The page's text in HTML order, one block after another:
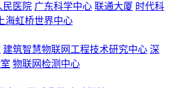
民医院 广东科学中心 联通大厦 时代科
上海虹桥世界中心
建筑智慧物联网工程技术研究中心 深
物联网检测中心